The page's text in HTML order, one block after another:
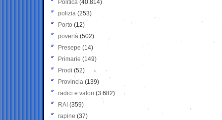
Politica (40.814)
polizia (253)
Porto (12)
povertà (502)
Presepe (14)
Primarie (149)
Prodi (52)
Provincia (139)
radici e valori (3.682)
RAI (359)
rapine (37)